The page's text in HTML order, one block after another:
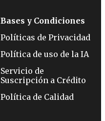
Bases y Condiciones
Políticas de Privacidad
Política de uso de la IA
Servicio de
Suscripción a Crédito
Política de Calidad